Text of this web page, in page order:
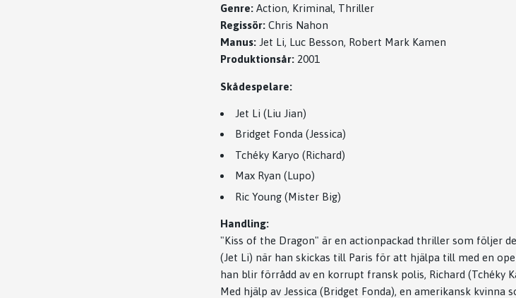
Genre: Action, Kriminal, Thriller
Regissör: Chris Nahon
Manus: Jet Li, Luc Besson, Robert Mark Kamen
Produktionsår: 2001
Skådespelare:
Jet Li (Liu Jian)
Bridget Fonda (Jessica)
Tchéky Karyo (Richard)
Max Ryan (Lupo)
Ric Young (Mister Big)
Handling:
"Kiss of the Dragon" är en actionpackad thriller som följer
(Jet Li) när han skickas till Paris för att hjälpa till med en
han blir förrådd av en korrupt fransk polis, Richard (Tchéky
Med hjälp av Jessica (Bridget Fonda), en amerikansk